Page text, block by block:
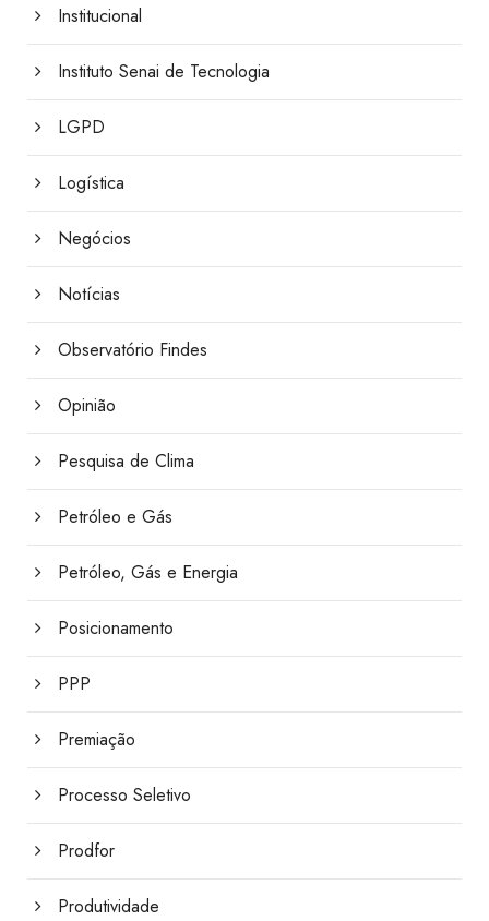
Institucional
Instituto Senai de Tecnologia
LGPD
Logística
Negócios
Notícias
Observatório Findes
Opinião
Pesquisa de Clima
Petróleo e Gás
Petróleo, Gás e Energia
Posicionamento
PPP
Premiação
Processo Seletivo
Prodfor
Produtividade